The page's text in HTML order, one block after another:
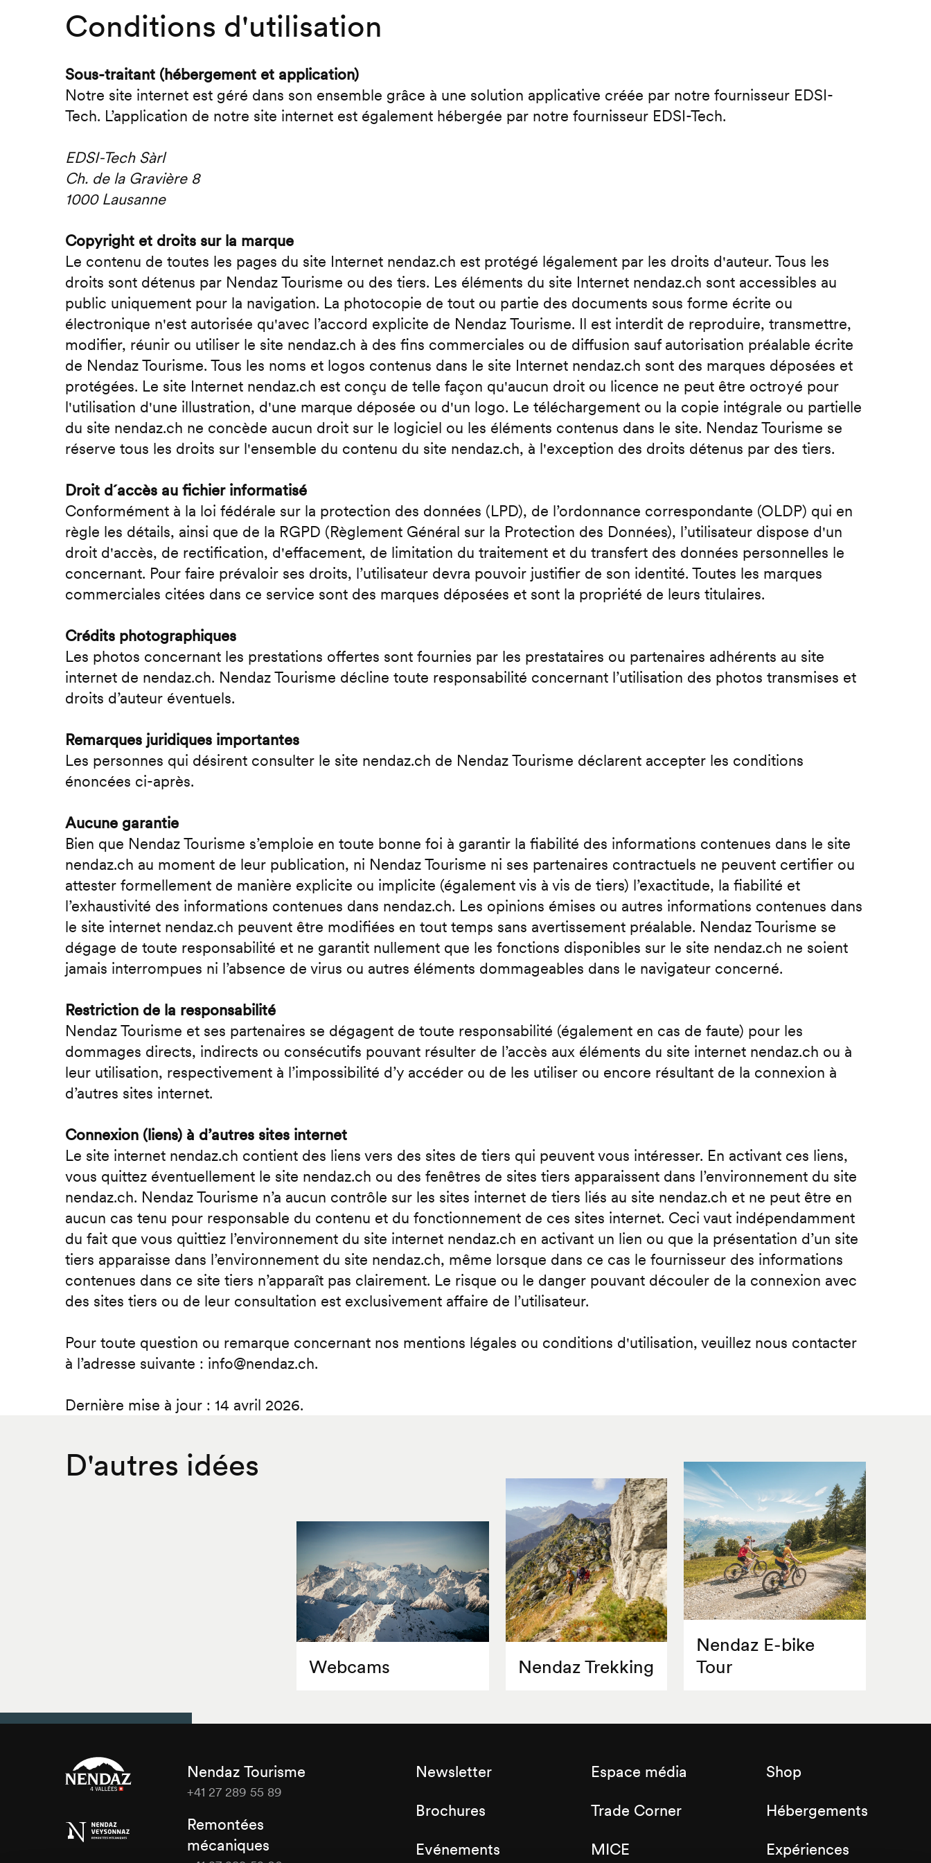
Conditions d'utilisation
Sous-traitant (hébergement et application)
Notre site internet est géré dans son ensemble grâce à une solution applicative créée par notre fournisseur EDSI-
Tech. L’application de notre site internet est également hébergée par notre fournisseur EDSI-Tech.
EDSI-Tech Sàrl
Ch. de la Gravière 8
1000 Lausanne
Copyright et droits sur la marque
Le contenu de toutes les pages du site Internet nendaz.ch est protégé légalement par les droits d'auteur. Tous les
droits sont détenus par Nendaz Tourisme ou des tiers. Les éléments du site Internet nendaz.ch sont accessibles au
public uniquement pour la navigation. La photocopie de tout ou partie des documents sous forme écrite ou
électronique n'est autorisée qu'avec l’accord explicite de Nendaz Tourisme. Il est interdit de reproduire, transmettre,
modifier, réunir ou utiliser le site nendaz.ch à des fins commerciales ou de diffusion sauf autorisation préalable écrite
de Nendaz Tourisme. Tous les noms et logos contenus dans le site Internet nendaz.ch sont des marques déposées et
protégées. Le site Internet nendaz.ch est conçu de telle façon qu'aucun droit ou licence ne peut être octroyé pour
l'utilisation d'une illustration, d'une marque déposée ou d'un logo. Le téléchargement ou la copie intégrale ou partielle
du site nendaz.ch ne concède aucun droit sur le logiciel ou les éléments contenus dans le site. Nendaz Tourisme se
réserve tous les droits sur l'ensemble du contenu du site nendaz.ch, à l'exception des droits détenus par des tiers.
Droit d´accès au fichier informatisé
Conformément à la loi fédérale sur la protection des données (LPD), de l’ordonnance correspondante (OLDP) qui en
règle les détails, ainsi que de la RGPD (Règlement Général sur la Protection des Données), l’utilisateur dispose d'un
droit d'accès, de rectification, d'effacement, de limitation du traitement et du transfert des données personnelles le
concernant. Pour faire prévaloir ses droits, l’utilisateur devra pouvoir justifier de son identité. Toutes les marques
commerciales citées dans ce service sont des marques déposées et sont la propriété de leurs titulaires.
Crédits photographiques
Les photos concernant les prestations offertes sont fournies par les prestataires ou partenaires adhérents au site
internet de nendaz.ch. Nendaz Tourisme décline toute responsabilité concernant l’utilisation des photos transmises et
droits d’auteur éventuels.
Remarques juridiques importantes
Les personnes qui désirent consulter le site nendaz.ch de Nendaz Tourisme déclarent accepter les conditions
énoncées ci-après.
Aucune garantie
Bien que Nendaz Tourisme s’emploie en toute bonne foi à garantir la fiabilité des informations contenues dans le site
nendaz.ch au moment de leur publication, ni Nendaz Tourisme ni ses partenaires contractuels ne peuvent certifier ou
attester formellement de manière explicite ou implicite (également vis à vis de tiers) l’exactitude, la fiabilité et
l’exhaustivité des informations contenues dans nendaz.ch. Les opinions émises ou autres informations contenues dans
le site internet nendaz.ch peuvent être modifiées en tout temps sans avertissement préalable. Nendaz Tourisme se
dégage de toute responsabilité et ne garantit nullement que les fonctions disponibles sur le site nendaz.ch ne soient
jamais interrompues ni l’absence de virus ou autres éléments dommageables dans le navigateur concerné.
Restriction de la responsabilité
Nendaz Tourisme et ses partenaires se dégagent de toute responsabilité (également en cas de faute) pour les
dommages directs, indirects ou consécutifs pouvant résulter de l’accès aux éléments du site internet nendaz.ch ou à
leur utilisation, respectivement à l’impossibilité d’y accéder ou de les utiliser ou encore résultant de la connexion à
d’autres sites internet.
Connexion (liens) à d’autres sites internet
Le site internet nendaz.ch contient des liens vers des sites de tiers qui peuvent vous intéresser. En activant ces liens,
vous quittez éventuellement le site nendaz.ch ou des fenêtres de sites tiers apparaissent dans l’environnement du site
nendaz.ch. Nendaz Tourisme n’a aucun contrôle sur les sites internet de tiers liés au site nendaz.ch et ne peut être en
aucun cas tenu pour responsable du contenu et du fonctionnement de ces sites internet. Ceci vaut indépendamment
du fait que vous quittiez l’environnement du site internet nendaz.ch en activant un lien ou que la présentation d’un site
tiers apparaisse dans l’environnement du site nendaz.ch, même lorsque dans ce cas le fournisseur des informations
contenues dans ce site tiers n’apparaît pas clairement. Le risque ou le danger pouvant découler de la connexion avec
des sites tiers ou de leur consultation est exclusivement affaire de l’utilisateur.
Pour toute question ou remarque concernant nos mentions légales ou conditions d'utilisation, veuillez nous contacter
à l’adresse suivante : info@nendaz.ch.
Dernière mise à jour : 14 avril 2026.
D'autres idées
Webcams Nendaz Trekking
Nendaz E-bike
Tour
Tourisme
Nendaz Tourisme
+41 27 289 55 89
Remontées
mécaniques
Newsletter
Brochures
Evénements
Espace média
Trade Corner
MICE
Shop
Hébergements
Expériences